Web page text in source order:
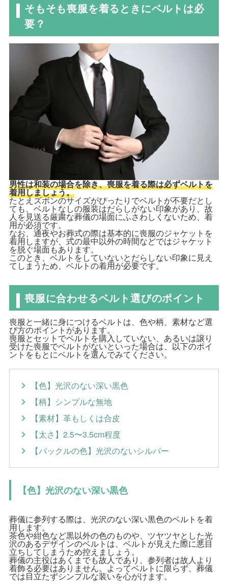
そもそも喪服を着るときにベルトは必
要？
男性は和装の場合を除き、喪服を着る際は必ずベルトを
着用しましょう。
たとえズボンのサイズがぴったりでベルトが不要だとし
ても、ベルトなしの服装はだらしがない印象があり、故
人を見送る厳粛な葬儀の場面にふさわしくないため、着
用が必須です。
なお、通夜やお葬式の際は基本的に喪服のジャケットを
着用しますが、式の最中以外の時間などではジャケット
を脱ぐ場面もあります。
このとき、ベルトをしていないとだらしない印象に見え
てしまうため、ベルトの着用が必要です。
喪服に合わせるベルト選びのポイント
喪服と一緒に身につけるベルトは、色や柄、素材など選
び方のポイントがあります。
喪服とセットでベルトを購入していない、あるいは譲り
受けた喪服でベルトがないといった場合は、以下のポイ
ントをもとにベルトを選んでみてください。
【色】光沢のない深い黒色
【柄】シンプルな無地
【素材】革もしくは合皮
【太さ】2.5〜3.5cm程度
【バックルの色】光沢のないシルバー
【色】光沢のない深い黒色
葬儀に参列する際は、光沢のない深い黒色のベルトを着
用します。
茶色や紺色など黒以外の色のものや、ツヤツヤとした光
沢のあるデザインのベルトは、ベルトが見えた際に悪目
立ちしてしまうため控えましょう。
葬儀の主役はあくまでも故人であり、参列者は故人より
着飾る必要はありません。よってベルトに限らず、葬儀
では目立たずシンプルな装いを心がけます。